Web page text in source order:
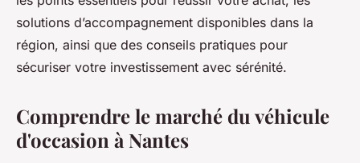
solutions d’accompagnement disponibles dans la
région, ainsi que des conseils pratiques pour
sécuriser votre investissement avec sérénité.
Comprendre le marché du véhicule
d'occasion à Nantes